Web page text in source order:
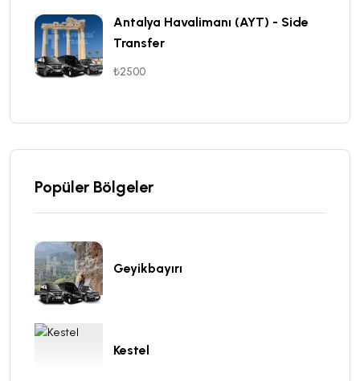
Antalya Havalimanı (AYT) - Side
Transfer
₺2500
Popüler Bölgeler
Geyikbayırı
Kestel